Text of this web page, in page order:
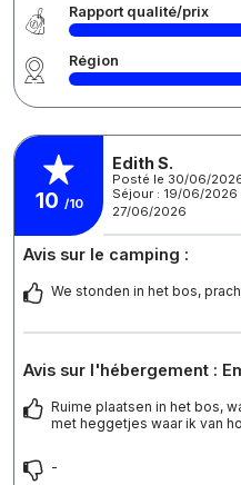
Rapport qualité/prix
Région
10 /10
Edith S.
Posté le 30/06/
Séjour : 19/06/2026
27/06/2026
Avis sur le camping :
We stonden in het bos,
Avis sur l'hébergement :
Ruime plaatsen in het bos,
met heggetjes waar ik van
-